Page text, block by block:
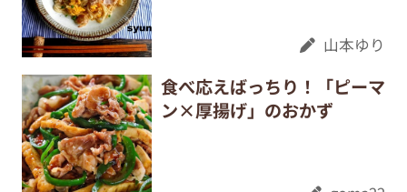
山本ゆり
食べ応えばっちり！「ピーマ
ン×厚揚げ」のおかず